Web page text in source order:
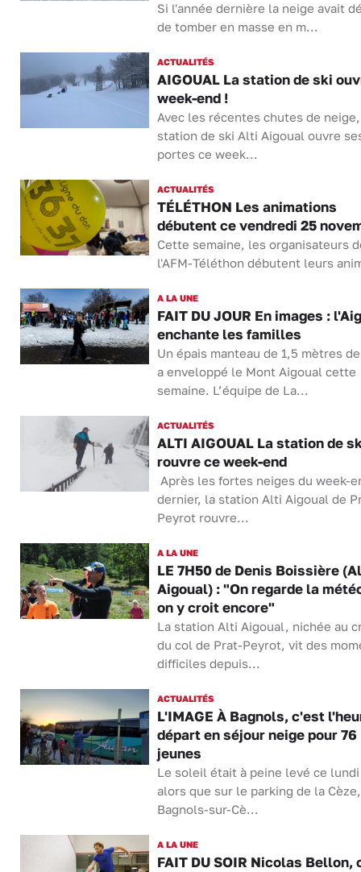
Si l'année dernière la neige avait
de tomber en masse en m...
ACTUALITÉS
AIGOUAL La station de ski
week-end !
Avec les récentes chutes de
station de ski Alti Aigoual ouvre
portes ce week...
ACTUALITÉS
TÉLÉTHON Les animations
débutent ce vendredi 25
Cette semaine, les organisateurs
l'AFM-Téléthon débutent leurs
A LA UNE
FAIT DU JOUR En images :
enchante les familles
Un épais manteau de 1,5 mètres
a enveloppé le Mont Aigoual cette
semaine. L’équipe de La...
ACTUALITÉS
ALTI AIGOUAL La station de
rouvre ce week-end
Après les fortes neiges du week-
dernier, la station Alti Aigoual de
Peyrot rouvre...
A LA UNE
LE 7H50 de Denis Boissière
Aigoual) : "On regarde la
on y croit encore"
La station Alti Aigoual, nichée au
du col de Prat-Peyrot, vit des
difficiles depuis...
ACTUALITÉS
L'IMAGE À Bagnols, c'est
départ en séjour neige pour 76
jeunes
Le soleil était à peine levé ce
alors que sur le parking de la
Bagnols-sur-Cè...
A LA UNE
FAIT DU SOIR Nicolas Bellon,